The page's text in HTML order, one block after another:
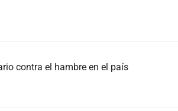
contra el hambre en el país